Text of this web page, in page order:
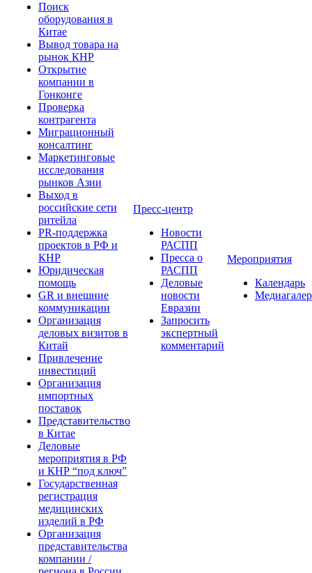
Поиск
оборудования в
Китае
Вывод товара на
рынок КНР
Открытие
компании в
Гонконге
Проверка
контрагента
Миграционный
консалтинг
Маркетинговые
исследования
рынков Азии
Выход в
российские сети
ритейла
PR-поддержка
проектов в РФ и
КНР
Юридическая
помощь
GR и внешние
коммуникации
Организация
деловых визитов в
Китай
Привлечение
инвестиций
Организация
импортных
поставок
Представительство
в Китае
Деловые
мероприятия в РФ
и КНР “под ключ”
Государственная
регистрация
медицинских
изделий в РФ
Организация
представительства
компании /
Пресс-центр
Новости
РАСПП
Пресса о
РАСПП
Деловые
новости
Евразии
Запросить
экспертный
комментарий
Мероприятия
Календарь